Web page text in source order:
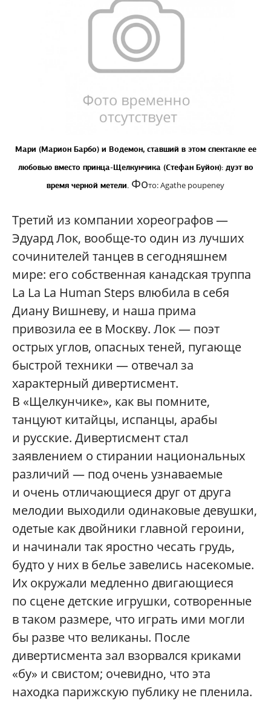
Мари (Марион Барбо) и Водемон, ставший в этом спектакле ее
любовью вместо принца-Щелкунчика (Стефан Буйон): дуэт во
время черной метели. Фото: Agathe poupeney
Третий из компании хореографов —
Эдуард Лок, вообще-то один из лучших
сочинителей танцев в сегодняшнем
мире: его собственная канадская труппа
La La La Human Steps влюбила в себя
Диану Вишневу, и наша прима
привозила ее в Москву. Лок — поэт
острых углов, опасных теней, пугающе
быстрой техники — отвечал за
характерный дивертисмент.
В «Щелкунчике», как вы помните,
танцуют китайцы, испанцы, арабы
и русские. Дивертисмент стал
заявлением о стирании национальных
различий — под очень узнаваемые
и очень отличающиеся друг от друга
мелодии выходили одинаковые девушки,
одетые как двойники главной героини,
и начинали так яростно чесать грудь,
будто у них в белье завелись насекомые.
Их окружали медленно двигающиеся
по сцене детские игрушки, сотворенные
в таком размере, что играть ими могли
бы разве что великаны. После
дивертисмента зал взорвался криками
«бу» и свистом; очевидно, что эта
находка парижскую публику не пленила.